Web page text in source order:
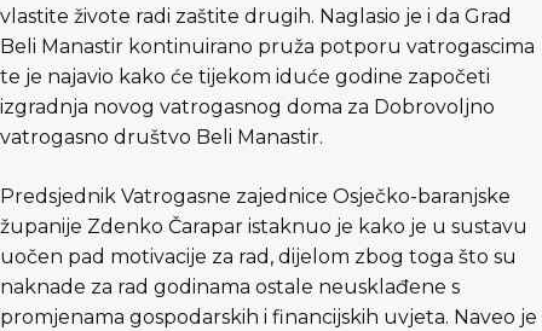
vlastite živote radi zaštite drugih. Naglasio je i da Grad
Beli Manastir kontinuirano pruža potporu vatrogascima
te je najavio kako će tijekom iduće godine započeti
izgradnja novog vatrogasnog doma za Dobrovoljno
vatrogasno društvo Beli Manastir.
Predsjednik Vatrogasne zajednice Osječko-baranjske
županije Zdenko Čarapar istaknuo je kako je u sustavu
uočen pad motivacije za rad, dijelom zbog toga što su
naknade za rad godinama ostale neusklađene s
promjenama gospodarskih i financijskih uvjeta. Naveo je